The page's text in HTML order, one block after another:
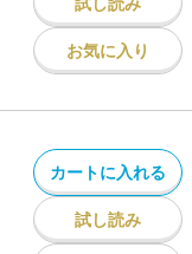
お気に入り
カートに入れる
試し読み